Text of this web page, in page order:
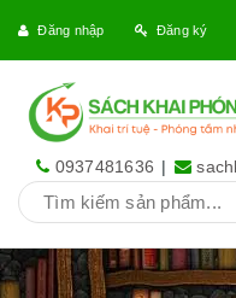
Đăng nhập Đăng ký
0937481636 |